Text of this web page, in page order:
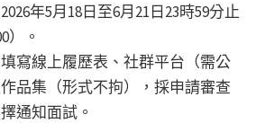
年5月18日至6月21日23時59分止
）。
寫線上履歷表、社群平台（需公
品集（形式不拘），採申請審查
通知面試。